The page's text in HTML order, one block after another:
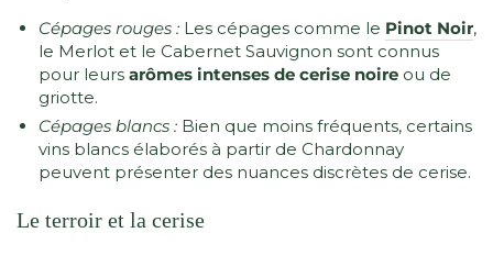
Cépages rouges : Les cépages comme le Pinot Noir,
le Merlot et le Cabernet Sauvignon sont connus
pour leurs arômes intenses de cerise noire ou de
griotte.
Cépages blancs : Bien que moins fréquents, certains
vins blancs élaborés à partir de Chardonnay
peuvent présenter des nuances discrètes de cerise.
Le terroir et la cerise